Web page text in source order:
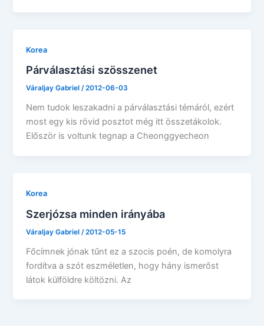
Korea
Párválasztási szösszenet
Váraljay Gabriel/2012-06-03
Nem tudok leszakadni a párválasztási témáról, ezért
most egy kis rövid posztot még itt összetákolok.
Először is voltunk tegnap a Cheonggyecheon
Korea
Szerjózsa minden irányába
Váraljay Gabriel /2012-05-15
Főcímnek jónak tűnt ez a szocis poén, de komolyra
fordítva a szót eszméletlen, hogy hány ismerőst
látok külföldre költözni. Az